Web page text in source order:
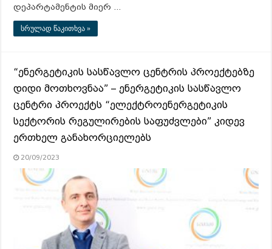
დეპარტამენტის მიერ …
სრულად წაკითხვა »
“ენერგეტიკის სასწავლო ცენტრის პროექტებზე
დიდი მოთხოვნაა” – ენერგეტიკის სასწავლო
ცენტრი პროექტს “ელექტროენერგეტიკის
სექტორის რეგულირების საფუძვლები” კიდევ
ერთხელ განახორციელებს
20/09/2023